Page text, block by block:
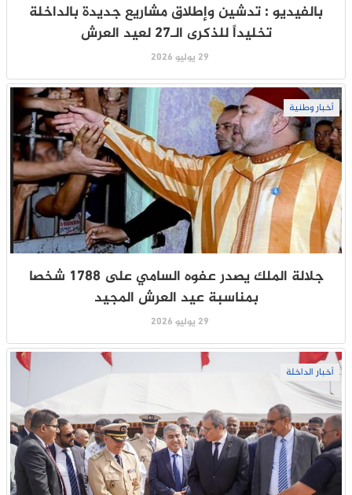
بالفيديو : تدشين وإطلاق مشاريع جديدة بالداخلة
تخليداً للذكرى الـ27 لعيد العرش
29 يوليو 2026
أخبار وطنية
جلالة الملك يصدر عفوه السامي على 1788 شخصا
بمناسبة عيد العرش المجيد
29 يوليو 2026
أخبار الداخلة